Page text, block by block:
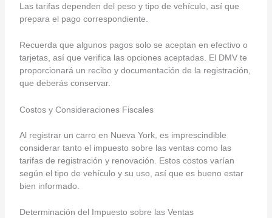
Las tarifas dependen del peso y tipo de vehículo, así que
prepara el pago correspondiente.
Recuerda que algunos pagos solo se aceptan en efectivo o
tarjetas, así que verifica las opciones aceptadas. El DMV te
proporcionará un recibo y documentación de la registración,
que deberás conservar.
Costos y Consideraciones Fiscales
Al registrar un carro en Nueva York, es imprescindible
considerar tanto el impuesto sobre las ventas como las
tarifas de registración y renovación. Estos costos varían
según el tipo de vehículo y su uso, así que es bueno estar
bien informado.
Determinación del Impuesto sobre las Ventas